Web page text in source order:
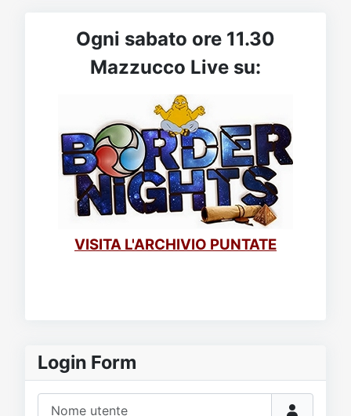
Login Form
Ogni sabato ore 11.30
Mazzucco Live su:
VISITA L'ARCHIVIO PUNTATE